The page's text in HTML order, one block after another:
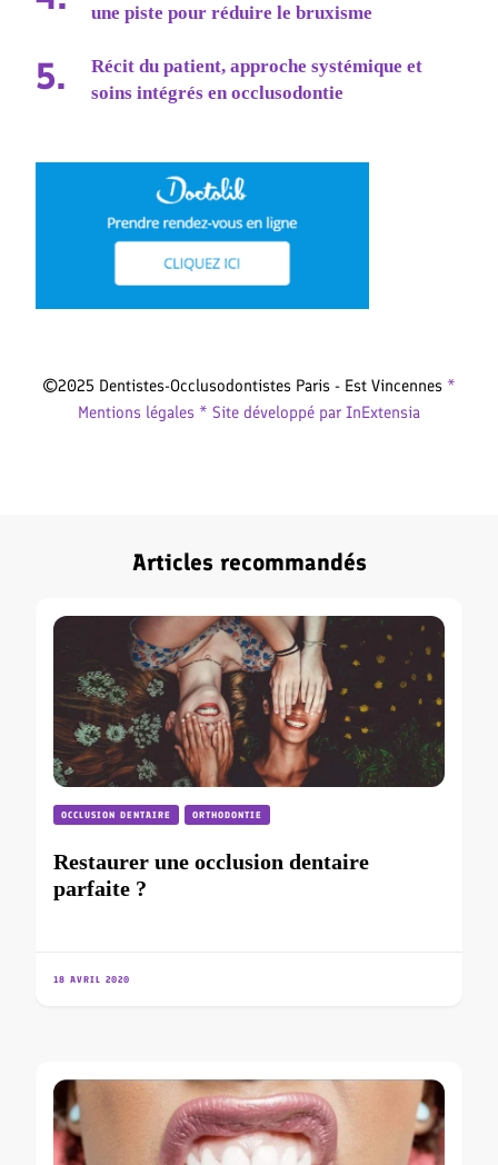
une piste pour réduire le bruxisme
Récit du patient, approche systémique et
soins intégrés en occlusodontie
©2025 Dentistes-Occlusodontistes Paris - Est Vincennes *
Mentions légales * Site développé par InExtensia
Articles recommandés
OCCLUSION DENTAIRE ORTHODONTIE
Restaurer une occlusion dentaire
parfaite ?
18 AVRIL 2020